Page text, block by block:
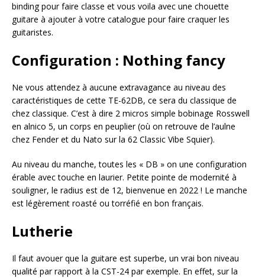
binding pour faire classe et vous voila avec une chouette
guitare à ajouter à votre catalogue pour faire craquer les
guitaristes.
Configuration : Nothing fancy
Ne vous attendez à aucune extravagance au niveau des
caractéristiques de cette TE-62DB, ce sera du classique de
chez classique. C’est à dire 2 micros simple bobinage Rosswell
en alnico 5, un corps en peuplier (où on retrouve de l’aulne
chez Fender et du Nato sur la 62 Classic Vibe Squier).
Au niveau du manche, toutes les « DB » on une configuration
érable avec touche en laurier. Petite pointe de modernité à
souligner, le radius est de 12, bienvenue en 2022 ! Le manche
est légèrement roasté ou torréfié en bon français.
Lutherie
Il faut avouer que la guitare est superbe, un vrai bon niveau
qualité par rapport à la CST-24 par exemple. En effet, sur la